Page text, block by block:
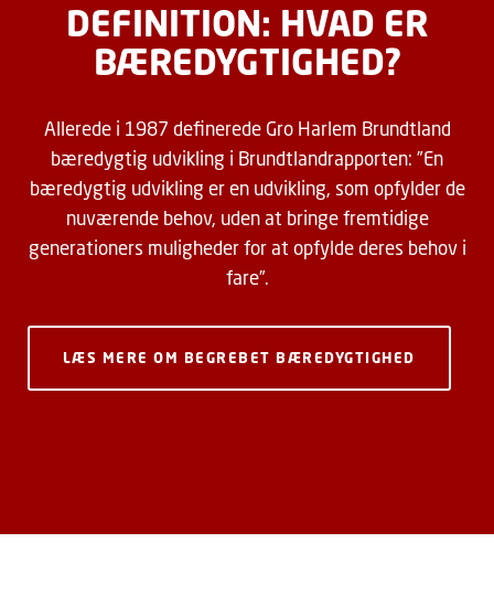
DEFINITION: HVAD ER
BÆREDYGTIGHED?
Allerede i 1987 definerede Gro Harlem Brundtland
bæredygtig udvikling i Brundtlandrapporten: ”En
bæredygtig udvikling er en udvikling, som opfylder de
nuværende behov, uden at bringe fremtidige
generationers muligheder for at opfylde deres behov i
fare”.
LÆS MERE OM BEGREBET BÆREDYGTIGHED